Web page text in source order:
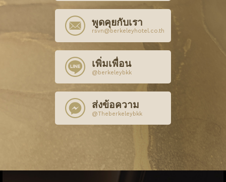
พูดคุยกับเรา
rsvn@berkeleyhotel.co.th
เพิ่มเพื่อน
@berkeleybkk
ส่งข้อความ
@Theberkeleybkk